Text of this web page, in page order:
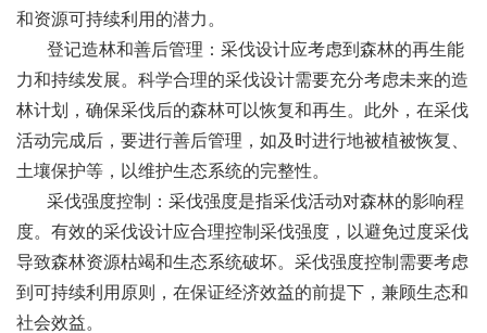
和资源可持续利用的潜力。
登记造林和善后管理：采伐设计应考虑到森林的再生能
力和持续发展。科学合理的采伐设计需要充分考虑未来的造
林计划，确保采伐后的森林可以恢复和再生。此外，在采伐
活动完成后，要进行善后管理，如及时进行地被植被恢复、
土壤保护等，以维护生态系统的完整性。
采伐强度控制：采伐强度是指采伐活动对森林的影响程
度。有效的采伐设计应合理控制采伐强度，以避免过度采伐
导致森林资源枯竭和生态系统破坏。采伐强度控制需要考虑
到可持续利用原则，在保证经济效益的前提下，兼顾生态和
社会效益。